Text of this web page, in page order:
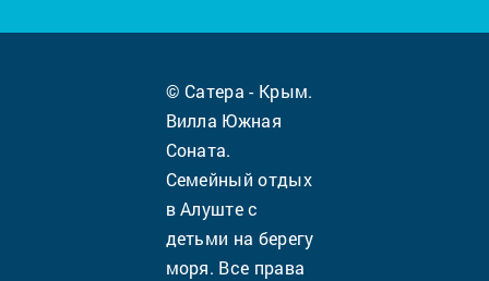
© Сатера - Крым.
Вилла Южная
Соната.
Семейный отдых
в Алуште с
детьми на берегу
моря. Все права